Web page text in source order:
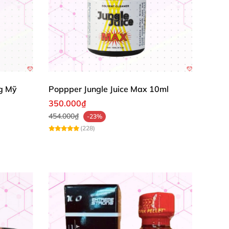
Mỹ
Poppper Jungle Juice Max 10ml
350.000₫
454.000₫
-23%
(228)